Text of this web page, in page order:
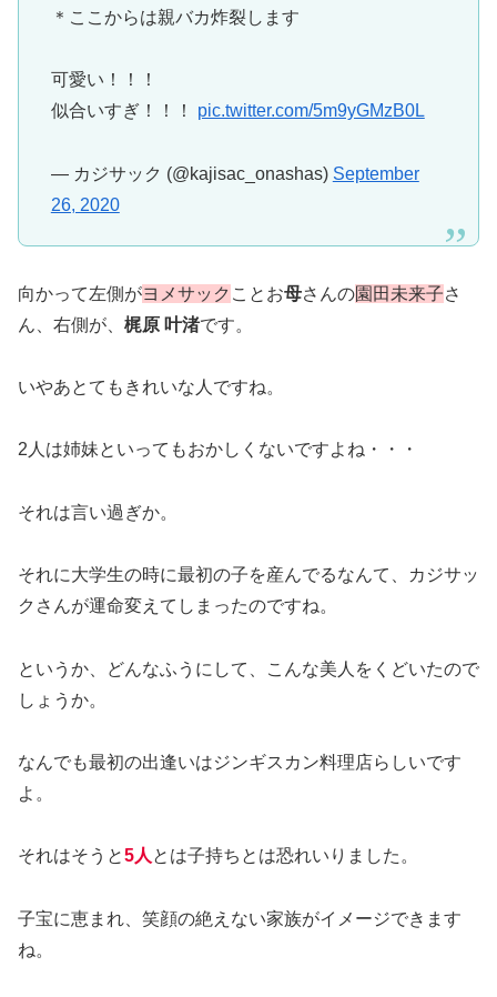
＊ここからは親バカ炸裂します
可愛い！！！
似合いすぎ！！！ pic.twitter.com/5m9yGMzB0L
— カジサック (@kajisac_onashas) September
26, 2020
向かって左側がヨメサック ことお母さんの園田未来子さ
ん、右側が、 梶原 叶渚です。
いやあとてもきれいな人ですね。
2人は姉妹といってもおかしくないですよね・・・
それは言い過ぎか。
それに大学生の時に最初の子を産んでるなんて、カジサッ
クさんが運命変えてしまったのですね。
というか、どんなふうにして、こんな美人をくどいたので
しょうか。
なんでも最初の出逢いはジンギスカン料理店らしいです
よ。
それはそうと5人 とは子持ちとは恐れいりました。
子宝に恵まれ、笑顔の絶えない家族がイメージできます
ね。